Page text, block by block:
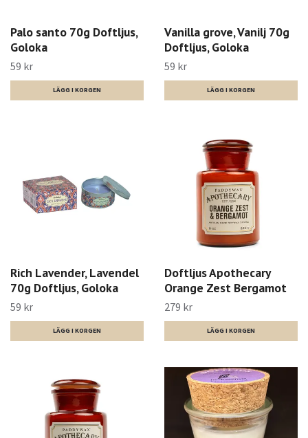
Palo santo 70g Doftljus,
Goloka
59 kr
Vanilla grove, Vanilj 70g
Doftljus, Goloka
59 kr
Rich Lavender, Lavendel
70g Doftljus, Goloka
59 kr
Doftljus Apothecary
Orange Zest Bergamot
279 kr